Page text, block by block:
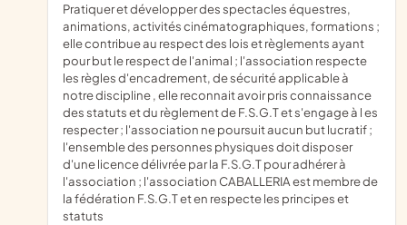
pratiquer et développer des spectacles équestres,
animations, activités cinématographiques, formations ;
elle contribue au respect des lois et règlements ayant
pour but le respect de l'animal ; l'association respecte
les règles d'encadrement, de sécurité applicable à
notre discipline , elle reconnait avoir pris connaissance
des statuts et du règlement de F.S.G.T et s'engage à l es
respecter ; l'association ne poursuit aucun but lucratif ;
l'ensemble des personnes physiques doit disposer
d'une licence délivrée par la F.S.G.T pour adhérer à
l'association ; l'association CABALLERIA est membre de
la fédération F.S.G.T et en respecte les principes et
statuts